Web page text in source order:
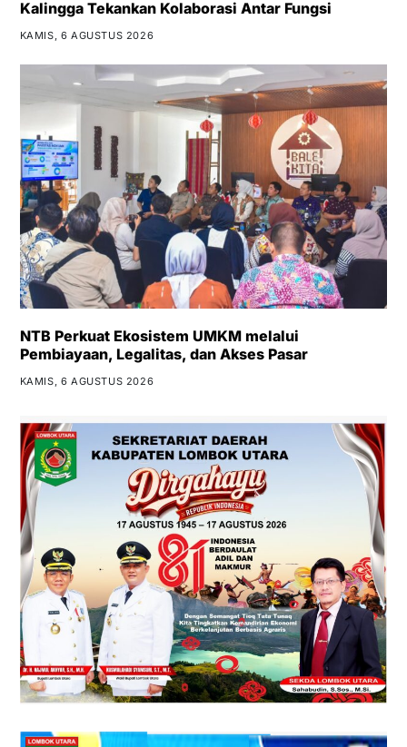
Kalingga Tekankan Kolaborasi Antar Fungsi
KAMIS, 6 AGUSTUS 2026
NTB Perkuat Ekosistem UMKM melalui
Pembiayaan, Legalitas, dan Akses Pasar
KAMIS, 6 AGUSTUS 2026